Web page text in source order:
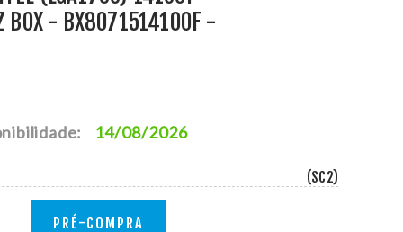
BOX - BX8071514100F -
14/08/2026
(SC2)
PRÉ-COMPRA